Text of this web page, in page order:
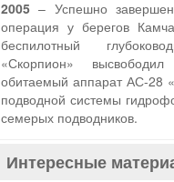
2005– Успешно
операция у берегов
беспилотный
«Скорпион» высвободил
обитаемый аппарат АС-28
подводной системы
семерых подводников.
Интересные